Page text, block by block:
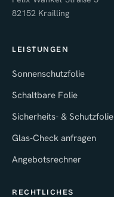
82152 Krailling
LEISTUNGEN
Sonnenschutzfolie
Schaltbare Folie
Sicherheits- & Schutzfolie
Glas-Check anfragen
Angebotsrechner
RECHTLICHES